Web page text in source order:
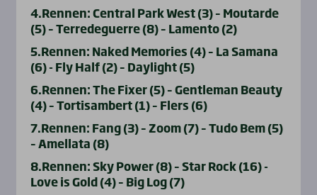
4.Rennen: Central Park West (3) – Moutarde
(5) – Terredeguerre (8) – Lamento (2)
5.Rennen: Naked Memories (4) – La Samana
(6) - Fly Half (2) – Daylight (5)
6.Rennen: The Fixer (5) – Gentleman Beauty
(4) – Tortisambert (1) – Flers (6)
7.Rennen: Fang (3) – Zoom (7) – Tudo Bem (5)
– Amellata (8)
8.Rennen: Sky Power (8) – Star Rock (16) -
Love is Gold (4) – Big Log (7)